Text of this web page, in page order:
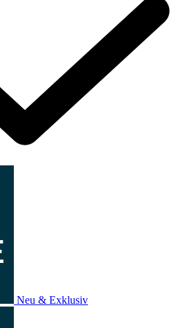
Neu & Exklusiv